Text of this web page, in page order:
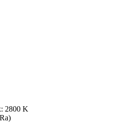
2800 K